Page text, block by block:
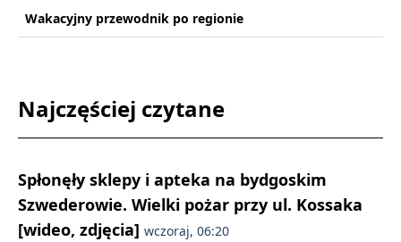
Wakacyjny przewodnik po regionie
Najczęściej czytane
Spłonęły sklepy i apteka na bydgoskim
Szwederowie. Wielki pożar przy ul. Kossaka
[wideo, zdjęcia] wczoraj, 06:20